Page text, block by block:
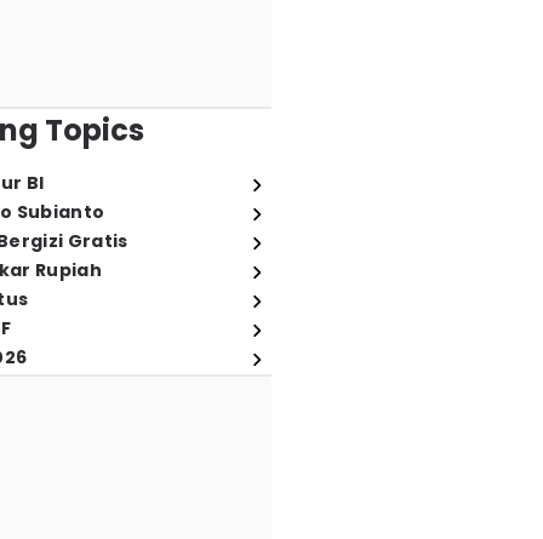
Topics
BI
Subianto
Gratis
Rupiah